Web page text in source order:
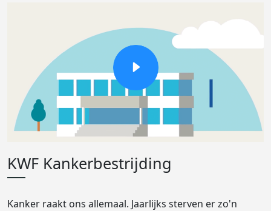
KWF Kankerbestrijding
Kanker raakt ons allemaal. Jaarlijks sterven er zo'n